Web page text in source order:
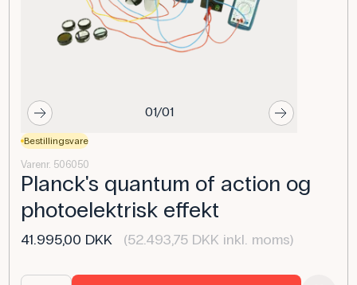
01/01
Bestillingsvare
Varenr. 506050
Planck's quantum of action og
photoelektrisk effekt
41.995,00 DKK (52.493,75 DKK inkl. moms)